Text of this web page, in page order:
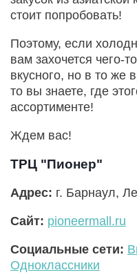
стоит попробовать!
Поэтому, если
вам захочется чего-
вкусного, но в то же
то вы знаете, где
ассортименте!
Ждем вас!
ТРЦ "Пионер"
Адрес: г. Барнаул,
Сайт: pioneermall.ru
Социальные сети:
Одноклассники